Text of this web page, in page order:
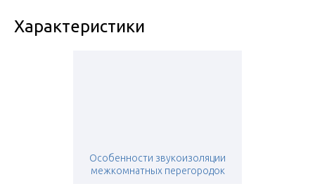
Характеристики
Особенности звукоизоляции
межкомнатных перегородок